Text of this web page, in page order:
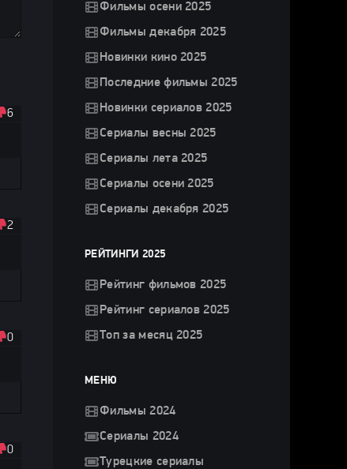
6
2
0
0
Фильмы осени 2025
Фильмы декабря 2025
Новинки кино 2025
Последние фильмы 2025
Новинки сериалов 2025
Сериалы весны 2025
Сериалы лета 2025
Сериалы осени 2025
Сериалы декабря 2025
РЕЙТИНГИ 2025
Рейтинг фильмов 2025
Рейтинг сериалов 2025
Топ за месяц 2025
МЕНЮ
Фильмы 2024
Сериалы 2024
Турецкие сериалы